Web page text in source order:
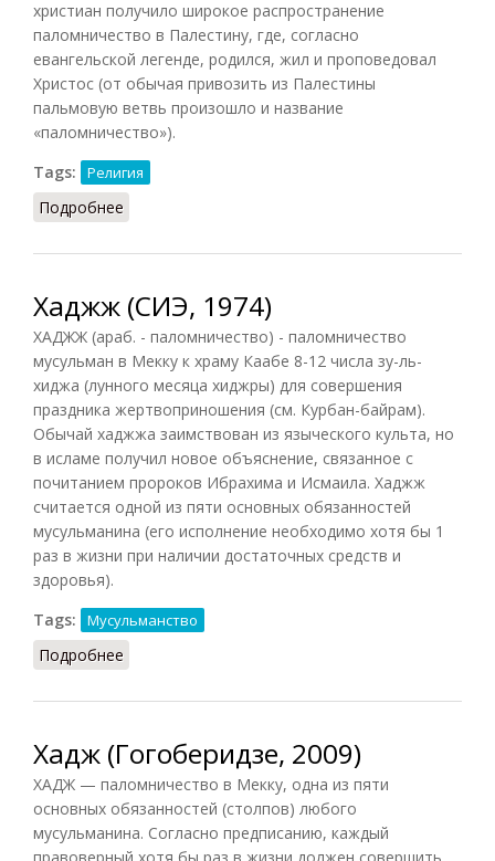
христиан получило широкое распространение
паломничество в Палестину, где, согласно
евангельской легенде, родился, жил и проповедовал
Христос (от обычая привозить из Палестины
пальмовую ветвь произошло и название
«паломничество»).
Tags:
Религия
Подробнее
Хаджж (СИЭ, 1974)
ХАДЖЖ (араб. - паломничество) - паломничество
мусульман в Мекку к храму Каабе 8-12 числа зу-ль-
хиджа (лунного месяца хиджры) для совершения
праздника жертвоприношения (см. Курбан-байрам).
Обычай хаджжа заимствован из языческого культа, но
в исламе получил новое объяснение, связанное с
почитанием пророков Ибрахима и Исмаила. Хаджж
считается одной из пяти основных обязанностей
мусульманина (его исполнение необходимо хотя бы 1
раз в жизни при наличии достаточных средств и
здоровья).
Tags:
Мусульманство
Подробнее
Хадж (Гогоберидзе, 2009)
ХАДЖ — паломничество в Мекку, одна из пяти
основных обязанностей (столпов) любого
мусульманина. Согласно предписанию, каждый
правоверный хотя бы раз в жизни должен совершить